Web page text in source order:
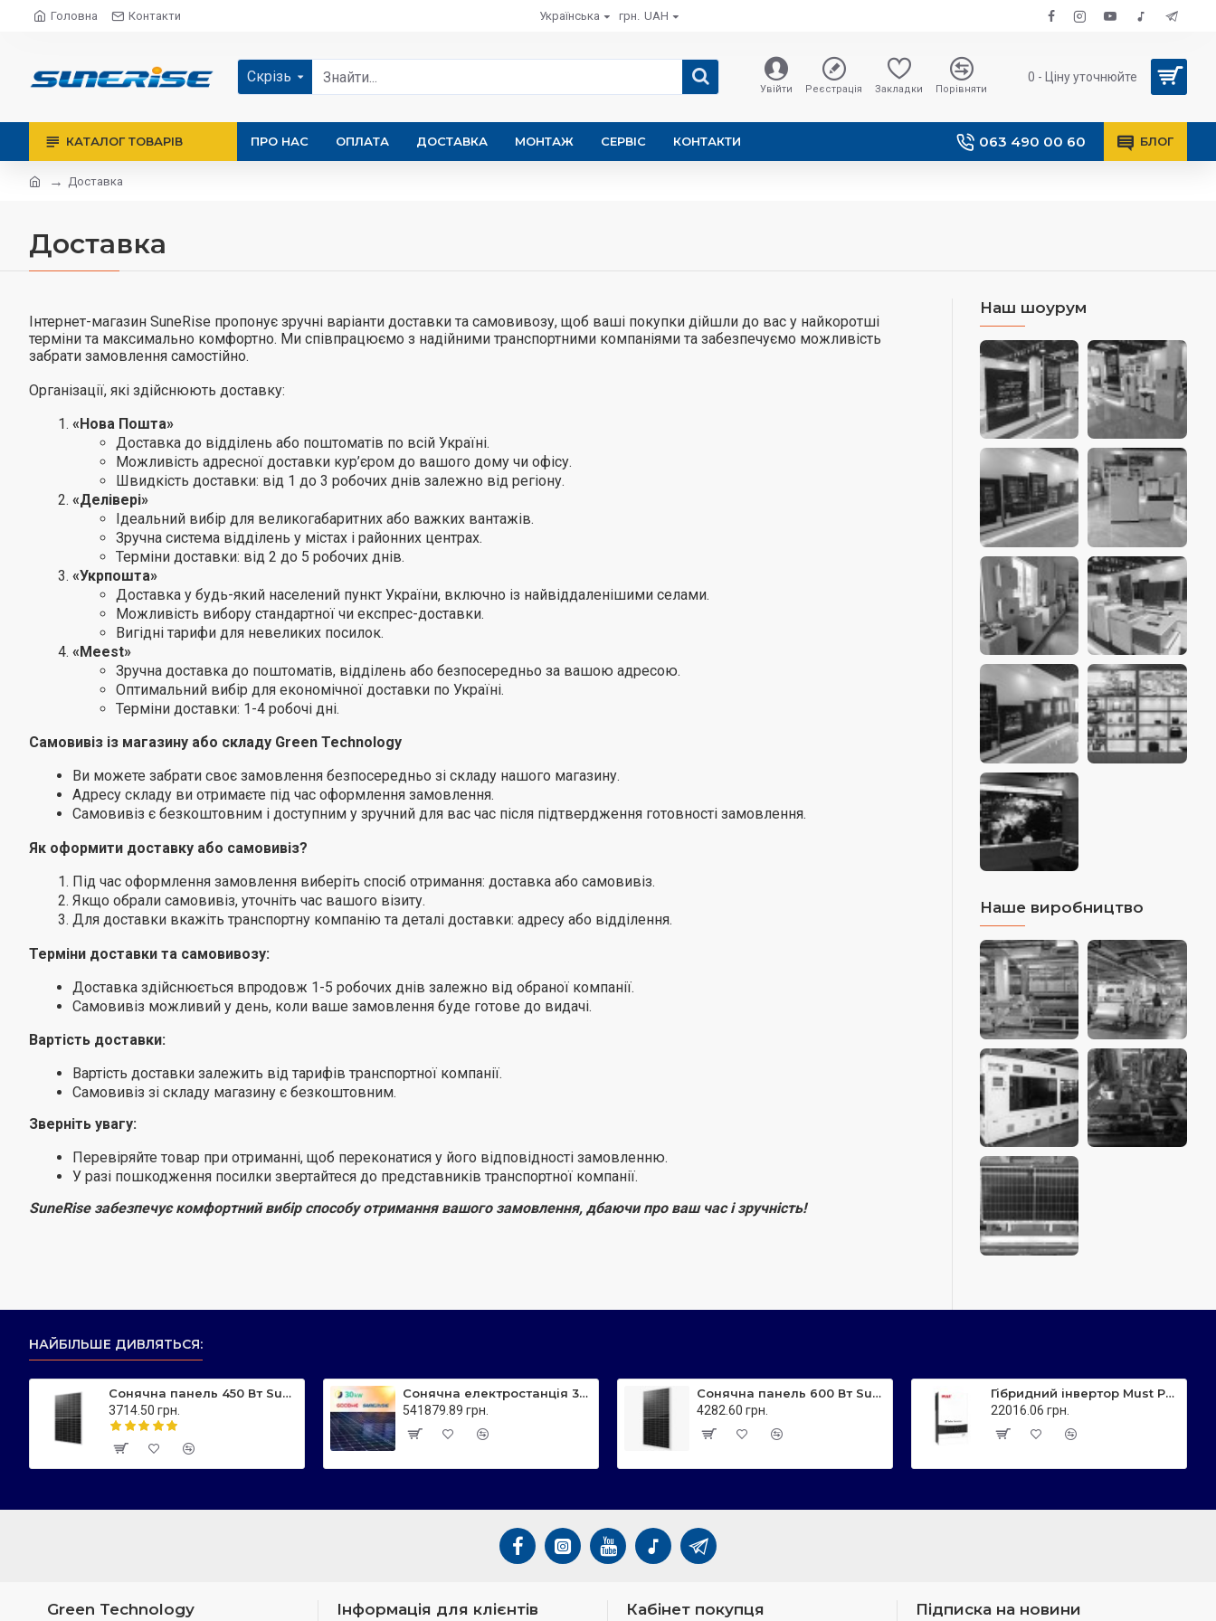
Головна Контакти Українська грн. UAH
Скрізь
Увійти Реєстрація Закладки Порівняти
0 - Ціну уточнюйте
КАТАЛОГ ТОВАРІВ ПРО НАС ОПЛАТА ДОСТАВКА МОНТАЖ СЕРВІС КОНТАКТИ 063 490 00 60 БЛОГ
Доставка
Доставка
Інтернет-магазин SuneRise пропонує зручні варіанти доставки та самовивозу, щоб ваші покупки дійшли до вас у найкоротші
терміни та максимально комфортно. Ми співпрацюємо з надійними транспортними компаніями та забезпечуємо можливість
забрати замовлення самостійно.
Організації, які здійснюють доставку:
«Нова Пошта»
Доставка до відділень або поштоматів по всій Україні.
Можливість адресної доставки кур’єром до вашого дому чи офісу.
Швидкість доставки: від 1 до 3 робочих днів залежно від регіону.
«Делівері»
Ідеальний вибір для великогабаритних або важких вантажів.
Зручна система відділень у містах і районних центрах.
Терміни доставки: від 2 до 5 робочих днів.
«Укрпошта»
Доставка у будь-який населений пункт України, включно із найвіддаленішими селами.
Можливість вибору стандартної чи експрес-доставки.
Вигідні тарифи для невеликих посилок.
«Meest»
Зручна доставка до поштоматів, відділень або безпосередньо за вашою адресою.
Оптимальний вибір для економічної доставки по Україні.
Терміни доставки: 1-4 робочі дні.
Самовивіз із магазину або складу Green Technology
Ви можете забрати своє замовлення безпосередньо зі складу нашого магазину.
Адресу складу ви отримаєте під час оформлення замовлення.
Самовивіз є безкоштовним і доступним у зручний для вас час після підтвердження готовності замовлення.
Як оформити доставку або самовивіз?
Під час оформлення замовлення виберіть спосіб отримання: доставка або самовивіз.
Якщо обрали самовивіз, уточніть час вашого візиту.
Для доставки вкажіть транспортну компанію та деталі доставки: адресу або відділення.
Терміни доставки та самовивозу:
Доставка здійснюється впродовж 1-5 робочих днів залежно від обраної компанії.
Самовивіз можливий у день, коли ваше замовлення буде готове до видачі.
Вартість доставки:
Вартість доставки залежить від тарифів транспортної компанії.
Самовивіз зі складу магазину є безкоштовним.
Зверніть увагу:
Перевіряйте товар при отриманні, щоб переконатися у його відповідності замовленню.
У разі пошкодження посилки звертайтеся до представників транспортної компанії.
SuneRise забезпечує комфортний вибір способу отримання вашого замовлення, дбаючи про ваш час і зручність!
Наш шоурум
Наше виробництво
НАЙБІЛЬШЕ ДИВЛЯТЬСЯ:
Сонячна панель 450 Вт Sunerise JC450-108M N-тип, двостороння
3714.50 грн.
Сонячна електростанція 30 кВт - мережева JC585 Sunerise
541879.89 грн.
Сонячна панель 600 Вт Sunerise JC600-144M N-тип, двостороння
4282.60 грн.
Гібридний інвертор Must PV18-6048 PRO II
22016.06 грн.
Green Technology Інформація для клієнтів Кабінет покупця Підписка на новини